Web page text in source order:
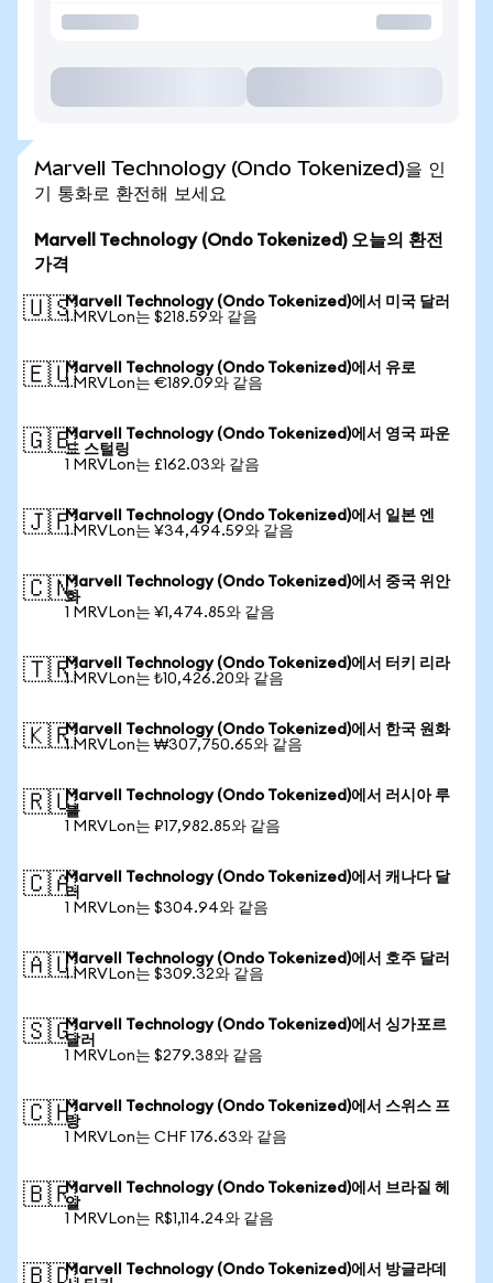
Marvell Technology (Ondo Tokenized)을 인
기 통화로 환전해 보세요
Marvell Technology (Ondo Tokenized) 오늘의 환전
가격
🇺🇸Marvell Technology (Ondo Tokenized)에서 미국 달러
1 MRVLon는 $218.59와 같음
🇪🇺Marvell Technology (Ondo Tokenized)에서 유로
1 MRVLon는 €189.09와 같음
🇬🇧Marvell Technology (Ondo Tokenized)에서 영국 파운
드 스털링
1 MRVLon는 £162.03와 같음
🇯🇵Marvell Technology (Ondo Tokenized)에서 일본 엔
1 MRVLon는 ¥34,494.59와 같음
🇨🇳Marvell Technology (Ondo Tokenized)에서 중국 위안
화
1 MRVLon는 ¥1,474.85와 같음
🇹🇷Marvell Technology (Ondo Tokenized)에서 터키 리라
1 MRVLon는 ₺10,426.20와 같음
🇰🇷Marvell Technology (Ondo Tokenized)에서 한국 원화
1 MRVLon는 ₩307,750.65와 같음
🇷🇺Marvell Technology (Ondo Tokenized)에서 러시아 루
블
1 MRVLon는 ₽17,982.85와 같음
🇨🇦Marvell Technology (Ondo Tokenized)에서 캐나다 달
러
1 MRVLon는 $304.94와 같음
🇦🇺Marvell Technology (Ondo Tokenized)에서 호주 달러
1 MRVLon는 $309.32와 같음
🇸🇬Marvell Technology (Ondo Tokenized)에서 싱가포르
달러
1 MRVLon는 $279.38와 같음
🇨🇭Marvell Technology (Ondo Tokenized)에서 스위스 프
랑
1 MRVLon는 CHF 176.63와 같음
🇧🇷Marvell Technology (Ondo Tokenized)에서 브라질 헤
알
1 MRVLon는 R$1,114.24와 같음
🇧🇩Marvell Technology (Ondo Tokenized)에서 방글라데